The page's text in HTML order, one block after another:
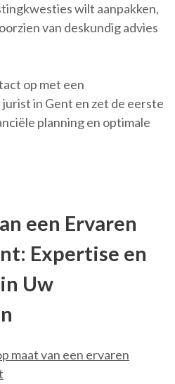
wilt aanpakken,
van deskundig advies
op met een
in Gent en zet de eerste
planning en optimale
een Ervaren
Expertise en
Uw
maat van een ervaren